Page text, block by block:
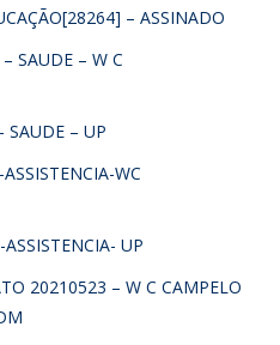
– ASSINADO
SAUDE – W C
SAUDE – UP
WC
UP
20210523 – W C CAMPELO